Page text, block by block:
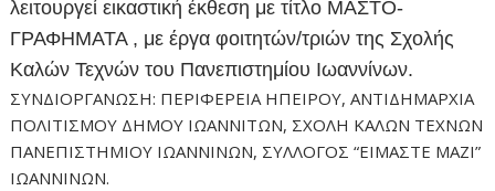
λειτουργεί εικαστική έκθεση με τίτλο ΜΑΣΤΟ-
ΓΡΑΦΗΜΑΤΑ , με έργα φοιτητών/τριών της Σχολής
Καλών Τεχνών του Πανεπιστημίου Ιωαννίνων.
ΣΥΝΔΙΟΡΓΑΝΩΣΗ: ΠΕΡΙΦΕΡΕΙΑ ΗΠΕΙΡΟΥ, ΑΝΤΙΔΗΜΑΡΧΙΑ
ΠΟΛΙΤΙΣΜΟΥ ΔΗΜΟΥ ΙΩΑΝΝΙΤΩΝ, ΣΧΟΛΗ ΚΑΛΩΝ ΤΕΧΝΩΝ
ΠΑΝΕΠΙΣΤΗΜΙΟΥ ΙΩΑΝΝΙΝΩΝ, ΣΥΛΛΟΓΟΣ “ΕΙΜΑΣΤΕ ΜΑΖΙ”
ΙΩΑΝΝΙΝΩΝ.